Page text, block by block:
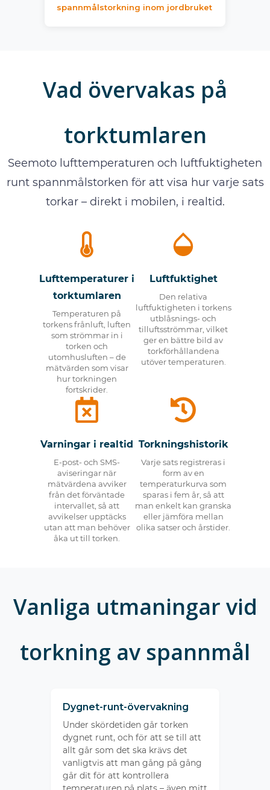
spannmålstorkning inom jordbruket
Vad övervakas på
torktumlaren
Seemoto lufttemperaturen och luftfuktigheten
runt spannmålstorken för att visa hur varje sats
torkar – direkt i mobilen, i realtid.
Lufttemperaturer i
torktumlaren
Temperaturen på
torkens frånluft, luften
som strömmar in i
torken och
utomhusluften – de
mätvärden som visar
hur torkningen
fortskrider.
Luftfuktighet
Den relativa
luftfuktigheten i torkens
utblåsnings- och
tilluftsströmmar, vilket
ger en bättre bild av
torkförhållandena
utöver temperaturen.
Varningar i realtid
E-post- och SMS-
aviseringar när
mätvärdena avviker
från det förväntade
intervallet, så att
avvikelser upptäcks
utan att man behöver
åka ut till torken.
Torkningshistorik
Varje sats registreras i
form av en
temperaturkurva som
sparas i fem år, så att
man enkelt kan granska
eller jämföra mellan
olika satser och årstider.
Vanliga utmaningar vid
torkning av spannmål
Dygnet-runt-övervakning
Under skördetiden går torken
dygnet runt, och för att se till att
allt går som det ska krävs det
vanligtvis att man gång på gång
går dit för att kontrollera